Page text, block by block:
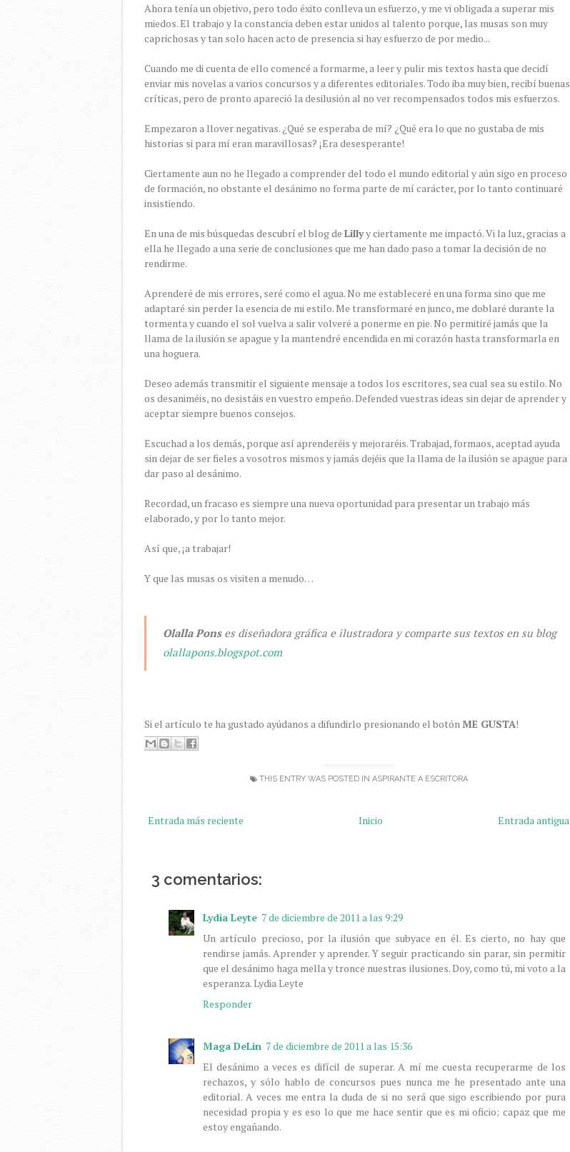
Ahora tenía un objetivo, pero todo éxito conlleva un esfuerzo, y me vi obligada a superar mis
miedos. El trabajo y la constancia deben estar unidos al talento porque, las musas son muy
caprichosas y tan solo hacen acto de presencia si hay esfuerzo de por medio...
Cuando me di cuenta de ello comencé a formarme, a leer y pulir mis textos hasta que decidí
enviar mis novelas a varios concursos y a diferentes editoriales. Todo iba muy bien, recibí buenas
críticas, pero de pronto apareció la desilusión al no ver recompensados todos mis esfuerzos.
Empezaron a llover negativas. ¿Qué se esperaba de mí? ¿Qué era lo que no gustaba de mis
historias si para mí eran maravillosas? ¡Era desesperante!
Ciertamente aun no he llegado a comprender del todo el mundo editorial y aún sigo en proceso
de formación, no obstante el desánimo no forma parte de mí carácter, por lo tanto continuaré
insistiendo.
En una de mis búsquedas descubrí el blog de Lillyy ciertamente me impactó. Vi la luz, gracias a
ella he llegado a una serie de conclusiones que me han dado paso a tomar la decisión de no
rendirme.
Aprenderé de mis errores, seré como el agua. No me estableceré en una forma sino que me
adaptaré sin perder la esencia de mi estilo. Me transformaré en junco, me doblaré durante la
tormenta y cuando el sol vuelva a salir volveré a ponerme en pie. No permitiré jamás que la
llama de la ilusión se apague y la mantendré encendida en mi corazón hasta transformarla en
una hoguera.
Deseo además transmitir el siguiente mensaje a todos los escritores, sea cual sea su estilo. No
os desaniméis, no desistáis en vuestro empeño. Defended vuestras ideas sin dejar de aprender y
aceptar siempre buenos consejos.
Escuchad a los demás, porque así aprenderéis y mejoraréis. Trabajad, formaos, aceptad ayuda
sin dejar de ser fieles a vosotros mismos y jamás dejéis que la llama de la ilusión se apague para
dar paso al desánimo.
Recordad, un fracaso es siempre una nueva oportunidad para presentar un trabajo más
elaborado, y por lo tanto mejor.
Así que, ¡a trabajar!
Y que las musas os visiten a menudo…
Olalla Ponses diseñadora gráfica e ilustradora y comparte sus textos en su blog
olallapons.blogspot.com
Si el artículo te ha gustado ayúdanos a difundirlo presionando el botónME GUSTA!
THIS ENTRY WAS POSTED IN ASPIRANTE A ESCRITORA
Entrada más reciente Entrada antigua
Inicio
3 comentarios:
Lydia Leyte 7 de diciembre de 2011 a las 9:29
Un artículo precioso, por la ilusión que subyace en él. Es cierto, no hay que
rendirse jamás. Aprender y aprender. Y seguir practicando sin parar, sin permitir
que el desánimo haga mella y tronce nuestras ilusiones. Doy, como tú, mi voto a la
esperanza. Lydia Leyte
Responder
Maga DeLin 7 de diciembre de 2011 a las 15:36
El desánimo a veces es difícil de superar. A mí me cuesta recuperarme de los
rechazos, y sólo hablo de concursos pues nunca me he presentado ante una
editorial. A veces me entra la duda de si no será que sigo escribiendo por pura
necesidad propia y es eso lo que me hace sentir que es mi oficio; capaz que me
estoy engañando.